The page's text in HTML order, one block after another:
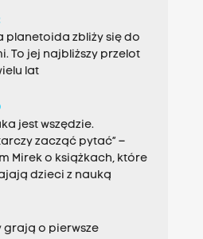
planetoida zbliży się do
To jej najbliższy przelot
lat
jest wszędzie.
zacząć pytać” –
Mirek o książkach, które
dzieci z nauką
grają o pierwsze